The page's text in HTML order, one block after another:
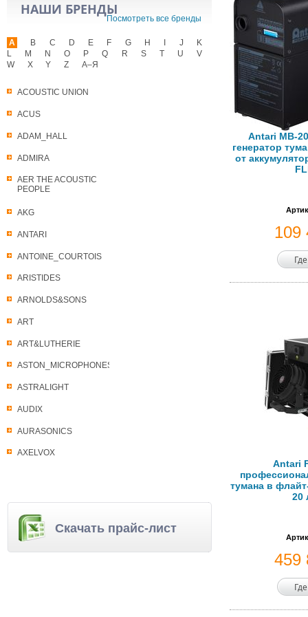
НАШИ БРЕНДЫ
Посмотреть все бренды
A
ACOUSTIC UNION
ACUS
ADAM_HALL
ADMIRA
AER THE ACOUSTIC
PEOPLE
AKG
ANTARI
ANTOINE_COURTOIS
ARISTIDES
ARNOLDS&SONS
ART
ART&LUTHERIE
ASTON_MICROPHONES
ASTRALIGHT
AUDIX
AURASONICS
AXELVOX
B C D E F G H J
K
L
M N O P Q R S T U
V
W
X Y Z А–Я
Скачать прайс-лист
Antari MB-
генератор
от
109
Antari
тумана в
20
459